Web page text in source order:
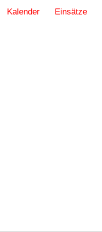
Kalender Einsätze